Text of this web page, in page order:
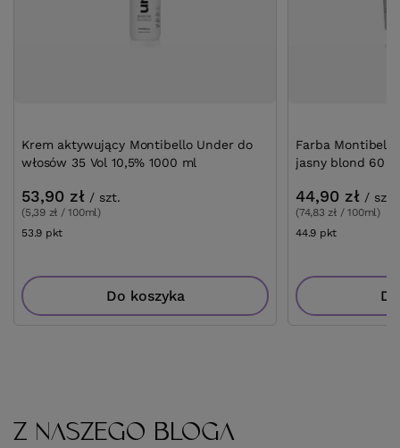
Krem aktywujący Montibello Under do
włosów 35 Vol 10,5% 1000 ml
53,90 zł / szt.
(5,39 zł / 100ml)
53.9 pkt
Do koszyka
Farba
jasny blond 60
44,90 zł / szt.
(74,83 zł / 100ml)
44.9 pkt
Z NASZEGO BLOGA